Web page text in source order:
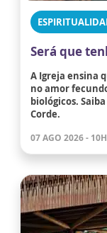
Será que
A Igreja ensina
no amor
biológicos.
Corde.
07 AGO 2026 -